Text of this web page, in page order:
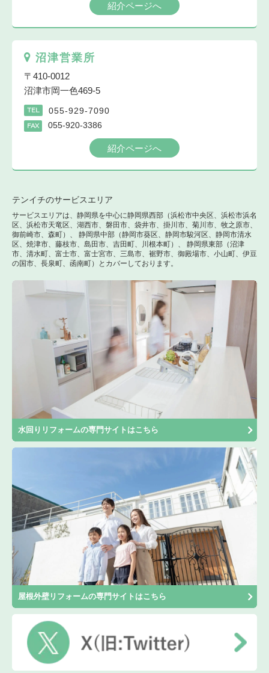
紹介ページへ
沼津営業所
〒410-0012
沼津市岡一色469-5
TEL 055-929-7090
FAX 055-920-3386
紹介ページへ
テンイチのサービスエリア
サービスエリアは、静岡県を中心に静岡県西部（浜松市中央区、浜松市浜名
区、浜松市天竜区、湖西市、磐田市、袋井市、掛川市、菊川市、牧之原市、
御前崎市、森町）、 静岡県中部（静岡市葵区、静岡市駿河区、静岡市清水
区、焼津市、藤枝市、島田市、吉田町、川根本町）、 静岡県東部（沼津
市、清水町、富士市、富士宮市、三島市、裾野市、御殿場市、小山町、伊豆
の国市、長泉町、函南町）とカバーしております。
水回りリフォームの専門サイトはこちら
屋根外壁リフォームの専門サイトはこちら